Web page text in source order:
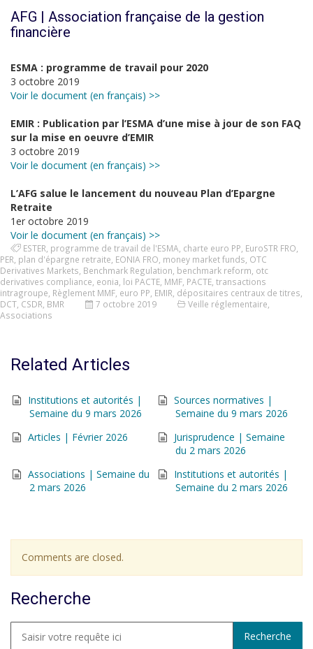
AFG | Association française de la gestion
financière
ESMA : programme de travail pour 2020
3 octobre 2019
Voir le document (en français) >>
EMIR : Publication par l’ESMA d’une mise à jour de son FAQ
sur la mise en oeuvre d’EMIR
3 octobre 2019
Voir le document (en français) >>
L’AFG salue le lancement du nouveau Plan d’Epargne
Retraite
1er octobre 2019
Voir le document (en français) >>
ESTER programme de travail de l'ESMA charte euro PP EuroSTR FRO
PER plan d'épargne retraite EONIA FRO money market funds OTC
Derivatives Markets Benchmark Regulation benchmark reform otc
derivatives compliance eonia loi PACTE MMF PACTE transactions
intragroupe Règlement MMF euro PP EMIR dépositaires centraux de titres
DCT CSDR BMR 7 octobre 2019 Veille réglementaire
Associations
Related Articles
Institutions et autorités |
Semaine du 9 mars 2026
Sources normatives |
Semaine du 9 mars 2026
Articles | Février 2026
Jurisprudence | Semaine
du 2 mars 2026
Associations | Semaine du
2 mars 2026
Institutions et autorités |
Semaine du 2 mars 2026
Comments are closed.
Recherche